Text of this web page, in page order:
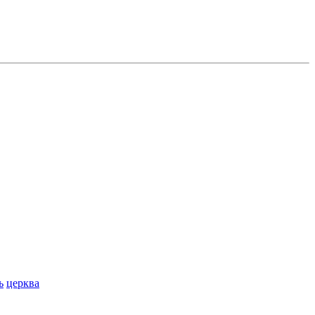
церква